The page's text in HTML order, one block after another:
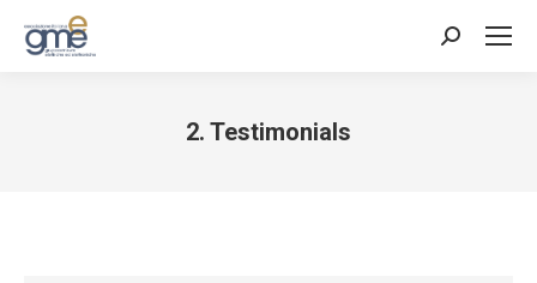
Cerca:
2. Testimonials